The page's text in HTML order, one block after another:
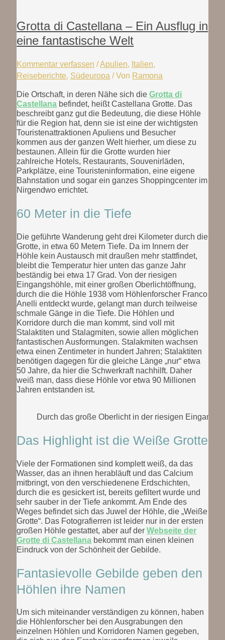
Grotta di Castellana – Ein Ausflug in
eine fantastische Welt
Kommentar verfassen /Apulien, Italien,
Reiseberichte, Südeuropa / Von Ramona
Die Ortschaft, in deren Nähe sich dieGrotta di
Castellana befindet, heißt Castellana Grotte. Das
beschreibt ganz gut die Bedeutung, die diese Höhle
für die Region hat, denn sie ist eine der wichtigsten
Touristenattraktionen Apuliens und Besucher
kommen aus der ganzen Welt hierher, um diese zu
bestaunen. Allein für die Grotte wurden hier
zahlreiche Hotels, Restaurants, Souvenirläden,
Parkplätze, eine Touristeninformation, eine eigene
Bahnstation und sogar ein ganzes Shoppingcenter im
Nirgendwo errichtet.
60 Meter in die Tiefe
Die geführte Wanderung geht drei Kilometer durch die
Grotte, in etwa 60 Metern Tiefe. Da im Innern der
Höhle kein Austausch mit draußen mehr stattfindet,
bleibt die Temperatur hier unten das ganze Jahr
beständig bei etwa 17 Grad. Von der riesigen
Eingangshöhle, mit einer großen Oberlichtöffnung,
durch die die Höhle 1938 vom Höhlenforscher Franco
Anelli entdeckt wurde, gelangt man durch teilweise
schmale Gänge in die Tiefe. Die Höhlen und
Korridore durch die man kommt, sind voll mit
Stalaktiten und Stalagmiten, sowie allen möglichen
fantastischen Ausformungen. Stalakmiten wachsen
etwa einen Zentimeter in hundert Jahren; Stalaktiten
benötigen dagegen für die gleiche Länge „nur“ etwa
50 Jahre, da hier die Schwerkraft nachhilft. Daher
weiß man, dass diese Höhle vor etwa 90 Millionen
Jahren entstanden ist.
Durch das große Oberlicht in der riesigen
Das Highlight ist die Weiße Grotte
Viele der Formationen sind komplett weiß, da das
Wasser, das an ihnen herabläuft und das Calcium
mitbringt, von den verschiedenene Erdschichten,
durch die es gesickert ist, bereits gefiltert wurde und
sehr sauber in der Tiefe ankommt. Am Ende des
Weges befindet sich das Juwel der Höhle, die „Weiße
Grotte“. Das Fotografierren ist leider nur in der ersten
großen Höhle gestattet, aber auf derWebseite der
Grotte di Castellana bekommt man einen kleinen
Eindruck von der Schönheit der Gebilde.
Fantasievolle Gebilde geben den
Höhlen ihre Namen
Um sich miteinander verständigen zu können, haben
die Höhlenforscher bei den Ausgrabungen den
einzelnen Höhlen und Korridoren Namen gegeben,